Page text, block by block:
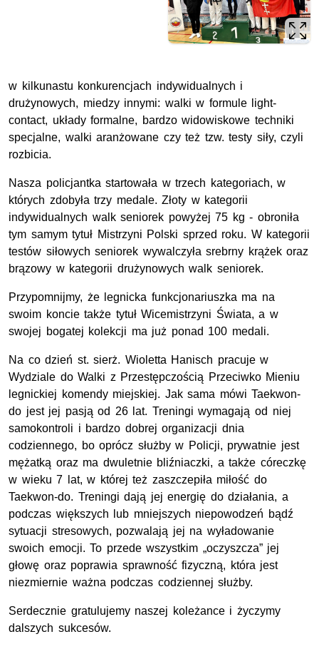
w kilkunastu konkurencjach indywidualnych i
drużynowych, miedzy innymi: walki w formule light-
contact, układy formalne, bardzo widowiskowe techniki
specjalne, walki aranżowane czy też tzw. testy siły, czyli
rozbicia.
Nasza policjantka startowała w trzech kategoriach, w
których zdobyła trzy medale. Złoty w kategorii
indywidualnych walk seniorek powyżej 75 kg - obroniła
tym samym tytuł Mistrzyni Polski sprzed roku. W kategorii
testów siłowych seniorek wywalczyła srebrny krążek oraz
brązowy w kategorii drużynowych walk seniorek.
Przypomnijmy, że legnicka funkcjonariuszka ma na
swoim koncie także tytuł Wicemistrzyni Świata, a w
swojej bogatej kolekcji ma już ponad 100 medali.
Na co dzień st. sierż. Wioletta Hanisch pracuje w
Wydziale do Walki z Przestępczością Przeciwko Mieniu
legnickiej komendy miejskiej. Jak sama mówi Taekwon-
do jest jej pasją od 26 lat. Treningi wymagają od niej
samokontroli i bardzo dobrej organizacji dnia
codziennego, bo oprócz służby w Policji, prywatnie jest
mężatką oraz ma dwuletnie bliźniaczki, a także córeczkę
w wieku 7 lat, w której też zaszczepiła miłość do
Taekwon-do. Treningi dają jej energię do działania, a
podczas większych lub mniejszych niepowodzeń bądź
sytuacji stresowych, pozwalają jej na wyładowanie
swoich emocji. To przede wszystkim „oczyszcza” jej
głowę oraz poprawia sprawność fizyczną, która jest
niezmiernie ważna podczas codziennej służby.
Serdecznie gratulujemy naszej koleżance i życzymy
dalszych sukcesów.